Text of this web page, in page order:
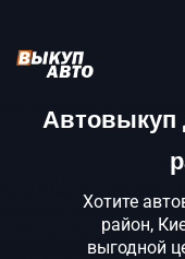
Автовыкуп
Хотите
район,
выгодной